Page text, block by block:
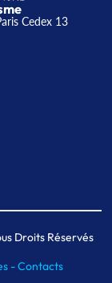
Cedex 13
Droits Réservés
-Contacts